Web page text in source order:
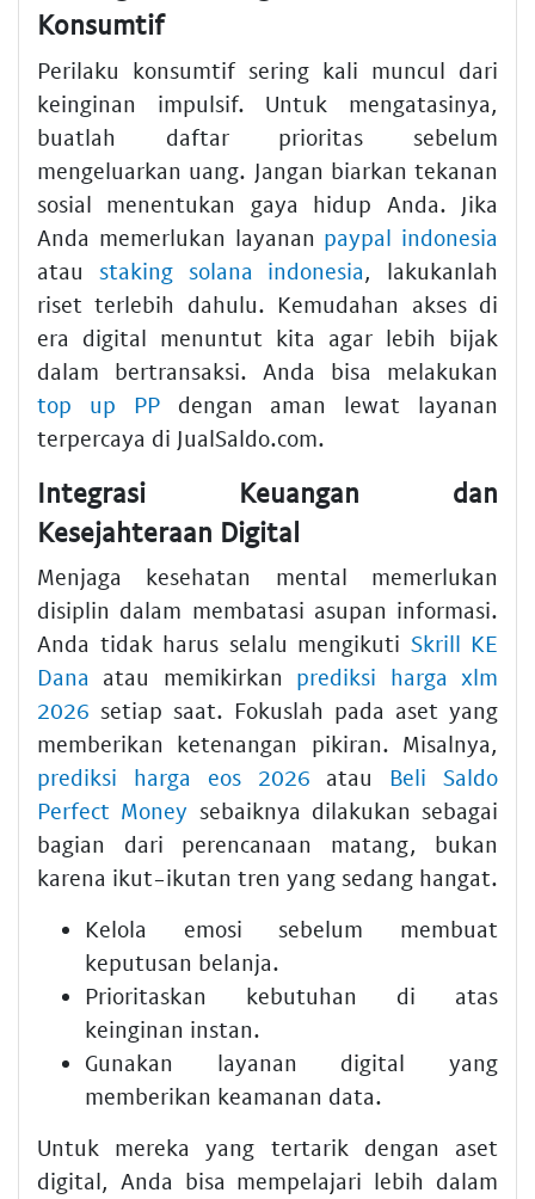
Konsumtif
Perilaku konsumtif sering kali muncul dari
keinginan impulsif. Untuk mengatasinya,
buatlah daftar prioritas sebelum
mengeluarkan uang. Jangan biarkan tekanan
sosial menentukan gaya hidup Anda. Jika
Anda memerlukan layanan paypal indonesia
atau staking solana indonesia, lakukanlah
riset terlebih dahulu. Kemudahan akses di
era digital menuntut kita agar lebih bijak
dalam bertransaksi. Anda bisa melakukan
top up PPdengan aman lewat layanan
terpercaya di JualSaldo.com.
Integrasi Keuangan dan
Kesejahteraan Digital
Menjaga kesehatan mental memerlukan
disiplin dalam membatasi asupan informasi.
Anda tidak harus selalu mengikuti Skrill KE
Dana atau memikirkan prediksi harga xlm
2026 setiap saat. Fokuslah pada aset yang
memberikan ketenangan pikiran. Misalnya,
prediksi harga eos 2026 atau Beli Saldo
Perfect Money sebaiknya dilakukan sebagai
bagian dari perencanaan matang, bukan
karena ikut-ikutan tren yang sedang hangat.
Kelola emosi sebelum membuat
keputusan belanja.
Prioritaskan kebutuhan di atas
keinginan instan.
Gunakan layanan digital yang
memberikan keamanan data.
Untuk mereka yang tertarik dengan aset
digital, Anda bisa mempelajari lebih dalam